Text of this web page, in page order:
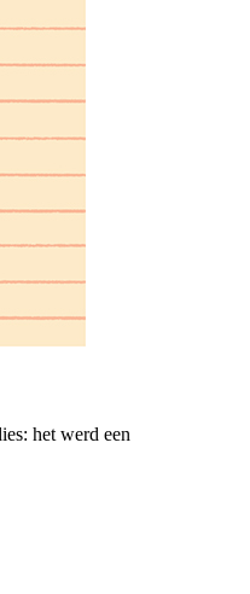
het werd een